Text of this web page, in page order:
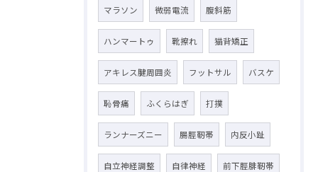
マラソン 微弱電流 腹斜筋
ハンマートゥ 靴擦れ 猫背矯正
アキレス腱周囲炎 フットサル バスケ
恥骨痛 ふくらはぎ 打撲
ランナーズニー 腸脛靭帯 内反小趾
自立神経調整 自律神経 前下脛腓靭帯